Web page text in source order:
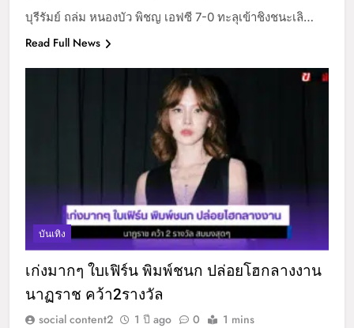
บุรีรัมย์ ถล่ม หนองบัว พิชญ เอฟซี 7-0 ทะลุเข้าชิงชนะเลิ…
Read Full News
บันเทิง
เก่งมากๆ ใบเฟิร์น พิมพ์ชนก ปล่อยโฮกลางงาน
นาฏราช คว้า2รางวัล
social content2 1 ปี ago 0 1 mins